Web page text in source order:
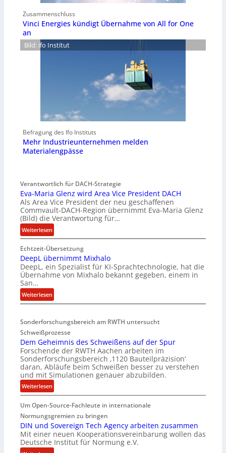
Zusammenschluss
Vinci Energies kündigt Übernahme von All for One
an
Bild: ifo Institut
Befragung des Ifo Instituts
Mehr Industrieunternehmen melden
Materialengpässe
Verantwortlich für DACH-Strategie
Eva-Maria Glenz wird Area Vice President DACH
Als Area Vice President der neu geschaffenen
Commvault-DACH-Region übernimmt Eva-Maria Glenz
(Bild) die Verantwortung für…
Weiterlesen:
E
v
a
-
M
a
r
i
G
l
e
n
z
w
i
r
d
r
e
a
V
Echtzeit-Übersetzung
DeepL übernimmt Mixhalo
DeepL, ein Spezialist für KI-Sprachtechnologie, hat die
Übernahme von Mixhalo bekannt gegeben, einem in
San…
Weiterlesen:
D
e
p
L
ü
b
e
r
n
m
m
t
M
i
Sonderforschungsbereich am RWTH untersucht
Schweißprozesse
Dem Geheimnis des Schweißens auf der Spur
Forschende der RWTH Aachen arbeiten im
Sonderforschungsbereich ‚1120 Bauteilpräzision‘
daran, Abläufe beim Schweißen besser zu verstehen
und mit Simulationen genauer abzubilden.
Weiterlesen:
D
e
m
G
e
h
Um Open-Source-Fachleute in internationale
Normungsgremien zu bringen
DIN und Sovereign Tech Agency arbeiten zusammen
Mit einer neuen Kooperationsvereinbarung wollen das
Deutsche Institut für Normung e.V.